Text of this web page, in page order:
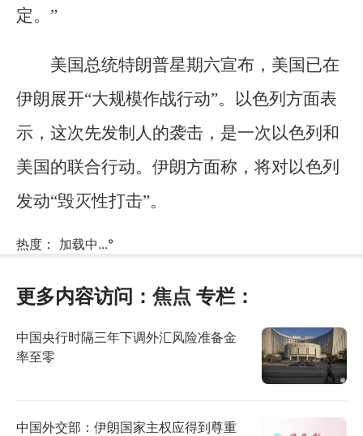
定。”
美国总统特朗普星期六宣布，美国已在
伊朗展开“大规模作战行动”。以色列方面表
示，这次先发制人的袭击，是一次以色列和
美国的联合行动。伊朗方面称，将对以色列
发动“毁灭性打击”。
热度： 加载中...°
更多内容访问： 焦点 专栏：
中国央行时隔三年下调外汇风险准备金
率至零
中国外交部：伊朗国家主权应得到尊重